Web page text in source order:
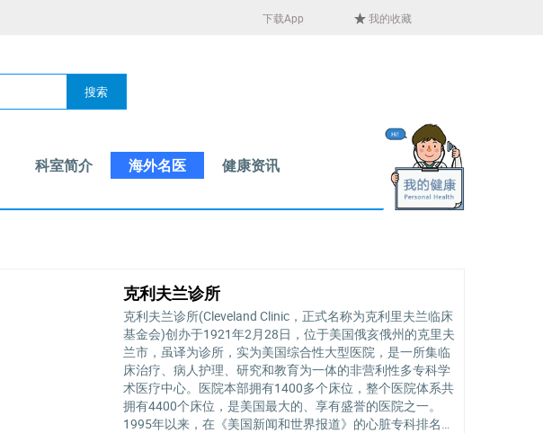
我的收藏
下载App
搜索
科室简介 海外名医
健康资讯
克利夫兰诊所
克利夫兰诊所(Cleveland Clinic，正式名称为克利里夫兰临床
基金会)创办于1921年2月28日，位于美国俄亥俄州的克里夫
兰市，虽译为诊所，实为美国综合性大型医院，是一所集临
床治疗、病人护理、研究和教育为一体的非营利性多专科学
术医疗中心。医院本部拥有1400多个床位，整个医院体系共
拥有4400个床位，是美国最大的、享有盛誉的医院之一。
1995年以来，在《美国新闻和世界报道》的心脏专科排名中